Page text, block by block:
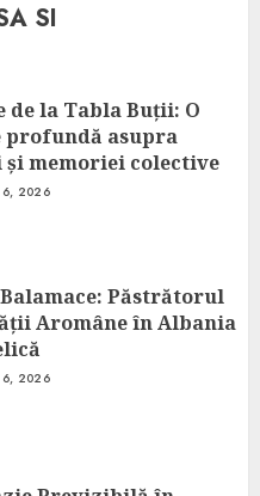
SI
de la Tabla Buții: O
asupra
memoriei colective
6, 2026
Păstrătorul
Aromâne în Albania
6, 2026